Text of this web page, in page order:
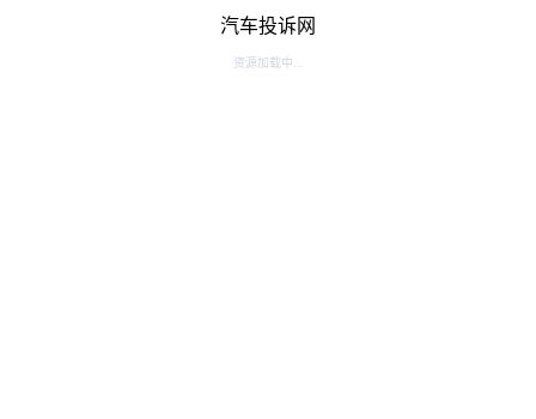
汽车投诉网
资源加载中...